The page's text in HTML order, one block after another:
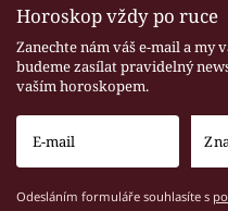
Horoskop vždy po ruce
Zanechte nám váš e-mail a my
budeme zasílat pravidelný
vaším horoskopem.
Odesláním formuláře souhlasíte s